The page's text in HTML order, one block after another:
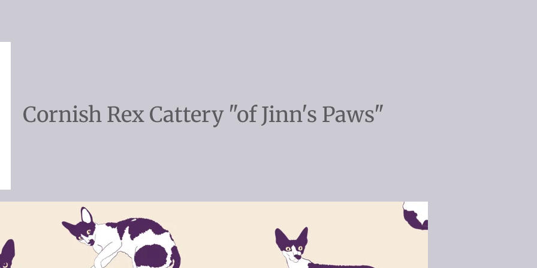
Cornish Rex Cattery "of Jinn's Paws"